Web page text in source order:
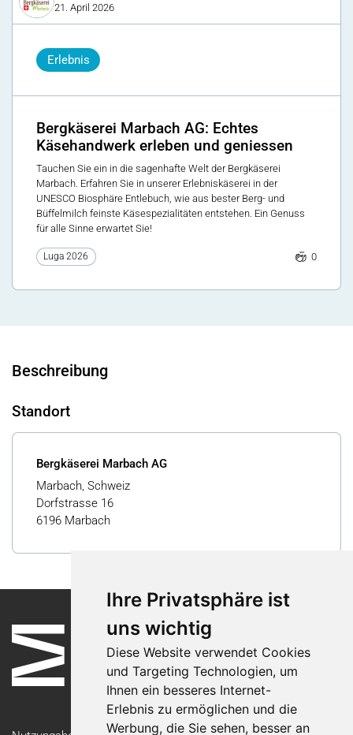
Ihre Privatsphäre ist
uns wichtig
Diese Website verwendet Cookies
und Targeting Technologien, um
Ihnen ein besseres Internet-
Erlebnis zu ermöglichen und die
Werbung, die Sie sehen, besser an
21. April 2026
Erlebnis
Bergkäserei Marbach AG: Echtes
Käsehandwerk erleben und geniessen
Tauchen Sie ein in die sagenhafte Welt der Bergkäserei
Marbach. Erfahren Sie in unserer Erlebniskäserei in der
UNESCO Biosphäre Entlebuch, wie aus bester Berg- und
Büffelmilch feinste Käsespezialitäten entstehen. Ein Genuss
für alle Sinne erwartet Sie!
Luga 2026 0
Beschreibung
Standort
Bergkäserei Marbach AG
Marbach, Schweiz
Dorfstrasse 16
6196 Marbach